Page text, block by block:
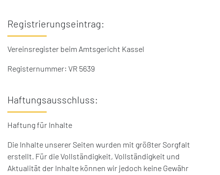
Registrierungseintrag:
Vereinsregister beim Amtsgericht Kassel
Registernummer: VR 5639
Haftungsausschluss:
Haftung für Inhalte
Die Inhalte unserer Seiten wurden mit größter Sorgfalt
erstellt. Für die Vollständigkeit, Vollständigkeit und
Aktualität der Inhalte können wir jedoch keine Gewähr